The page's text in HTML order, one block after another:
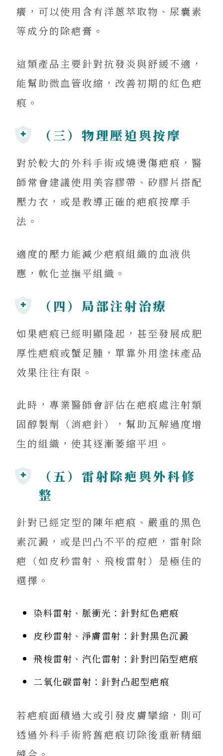
癢，可以使用含有洋蔥萃取物、尿囊素
等成分的除疤膏。
這類產品主要針對抗發炎與舒緩不適，
能幫助微血管收縮，改善初期的紅色疤
痕。
（三）物理壓迫與按摩
對於較大的外科手術或燒燙傷疤痕，醫
師常會建議使用美容膠帶、矽膠片搭配
壓力衣，或是教導正確的疤痕按摩手
法。
適度的壓力能減少疤痕組織的血液供
應，軟化並撫平組織。
（四）局部注射治療
如果疤痕已經明顯隆起，甚至發展成肥
厚性疤痕或蟹足腫，單靠外用塗抹產品
效果往往有限。
此時，專業醫師會評估在疤痕處注射類
固醇製劑（消疤針），幫助瓦解過度增
生的組織，使其逐漸萎縮平坦。
（五）雷射除疤與外科修
整
針對已經定型的陳年疤痕、嚴重的黑色
素沉澱，或是凹凸不平的痘疤，雷射除
疤（如皮秒雷射、飛梭雷射）是極佳的
選擇。
染料雷射、脈衝光：針對紅色疤痕
皮秒雷射、淨膚雷射：針對黑色沉澱
飛梭雷射、汽化雷射：針對凹陷型疤痕
二氧化碳雷射：針對凸起型疤痕
若疤痕面積過大或引發皮膚攣縮，則可
透過外科手術將舊疤痕切除後重新精細